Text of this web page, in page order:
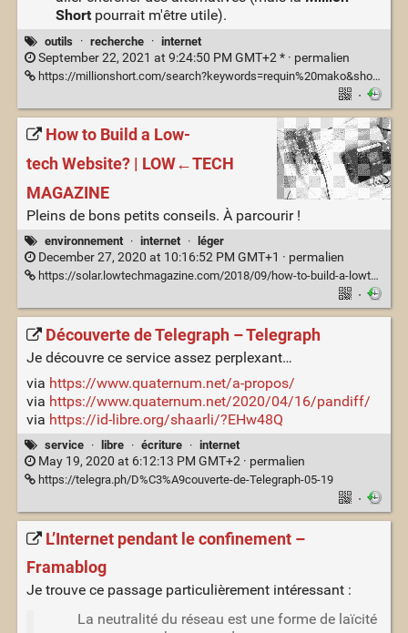
Shortpourrait m'être utile).
outils · recherche · internet
September 22, 2021 at 9:24:50 PM GMT+2 * · permalien
https://millionshort.com/search?keywords=requin%20mako&shopping=&chat=&remove=100&country=fr-FR&dt=
·
How to Build a Low-
tech Website? | LOW←TECH
MAGAZINE
Pleins de bons petits conseils. À parcourir !
environnement · internet · léger
December 27, 2020 at 10:16:52 PM GMT+1 · permalien
https://solar.lowtechmagazine.com/2018/09/how-to-build-a-lowtech-website/
·
Découverte de Telegraph – Telegraph
Je découvre ce service assez perplexant…
via https://www.quaternum.net/a-propos/
via https://www.quaternum.net/2020/04/16/pandiff/
via https://id-libre.org/shaarli/?EHw48Q
service · libre · écriture · internet
May 19, 2020 at 6:12:13 PM GMT+2 · permalien
https://telegra.ph/D%C3%A9couverte-de-Telegraph-05-19
·
L’Internet pendant le confinement –
Framablog
Je trouve ce passage particulièrement intéressant :
La neutralité du réseau est une forme de laïcité